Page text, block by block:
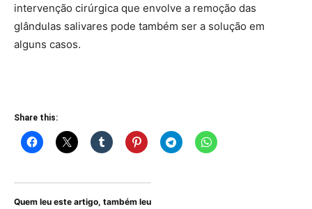
intervenção cirúrgica que envolve a remoção das
glândulas salivares pode também ser a solução em
alguns casos.
Share this:
Quem leu este artigo, também leu